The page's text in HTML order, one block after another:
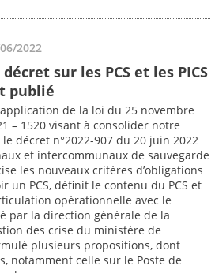
2022
décret sur les PCS et les PICS
publié
de la loi du 25 novembre
– 1520 visant à consolider notre
décret n°2022-907 du 20 juin 2022
et intercommunaux de sauvegarde
les nouveaux critères d’obligations
un PCS, définit le contenu du PCS et
opérationnelle avec le
par la direction générale de la
des crise du ministère de
plusieurs propositions, dont
notamment celle sur le Poste de